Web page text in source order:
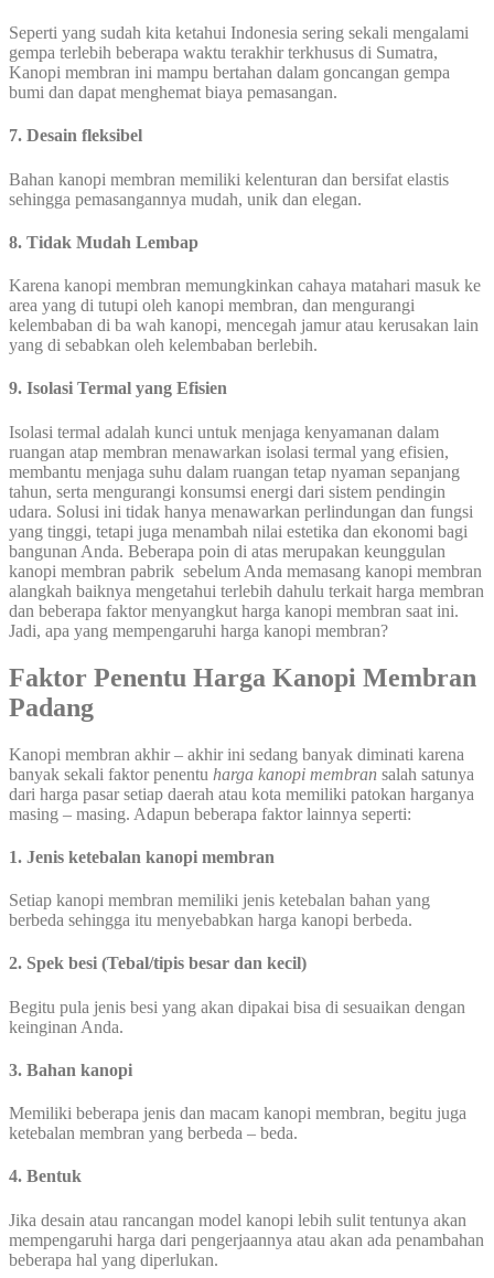
Seperti yang sudah kita ketahui Indonesia sering sekali mengalami
gempa terlebih beberapa waktu terakhir terkhusus di Sumatra,
Kanopi membran ini mampu bertahan dalam goncangan gempa
bumi dan dapat menghemat biaya pemasangan.
7. Desain fleksibel
Bahan kanopi membran memiliki kelenturan dan bersifat elastis
sehingga pemasangannya mudah, unik dan elegan.
8. Tidak Mudah Lembap
Karena kanopi membran memungkinkan cahaya matahari masuk ke
area yang di tutupi oleh kanopi membran, dan mengurangi
kelembaban di ba wah kanopi, mencegah jamur atau kerusakan lain
yang di sebabkan oleh kelembaban berlebih.
9. Isolasi Termal yang Efisien
Isolasi termal adalah kunci untuk menjaga kenyamanan dalam
ruangan atap membran menawarkan isolasi termal yang efisien,
membantu menjaga suhu dalam ruangan tetap nyaman sepanjang
tahun, serta mengurangi konsumsi energi dari sistem pendingin
udara. Solusi ini tidak hanya menawarkan perlindungan dan fungsi
yang tinggi, tetapi juga menambah nilai estetika dan ekonomi bagi
bangunan Anda. Beberapa poin di atas merupakan keunggulan
kanopi membran pabrik sebelum Anda memasang kanopi membran
alangkah baiknya mengetahui terlebih dahulu terkait harga membran
dan beberapa faktor menyangkut harga kanopi membran saat ini.
Jadi, apa yang mempengaruhi harga kanopi membran?
Faktor Penentu Harga Kanopi Membran
Padang
Kanopi membran akhir – akhir ini sedang banyak diminati karena
banyak sekali faktor penentu harga kanopi membran salah satunya
dari harga pasar setiap daerah atau kota memiliki patokan harganya
masing – masing. Adapun beberapa faktor lainnya seperti:
1. Jenis ketebalan kanopi membran
Setiap kanopi membran memiliki jenis ketebalan bahan yang
berbeda sehingga itu menyebabkan harga kanopi berbeda.
2. Spek besi (Tebal/tipis besar dan kecil)
Begitu pula jenis besi yang akan dipakai bisa di sesuaikan dengan
keinginan Anda.
3. Bahan kanopi
Memiliki beberapa jenis dan macam kanopi membran, begitu juga
ketebalan membran yang berbeda – beda.
4. Bentuk
Jika desain atau rancangan model kanopi lebih sulit tentunya akan
mempengaruhi harga dari pengerjaannya atau akan ada penambahan
beberapa hal yang diperlukan.